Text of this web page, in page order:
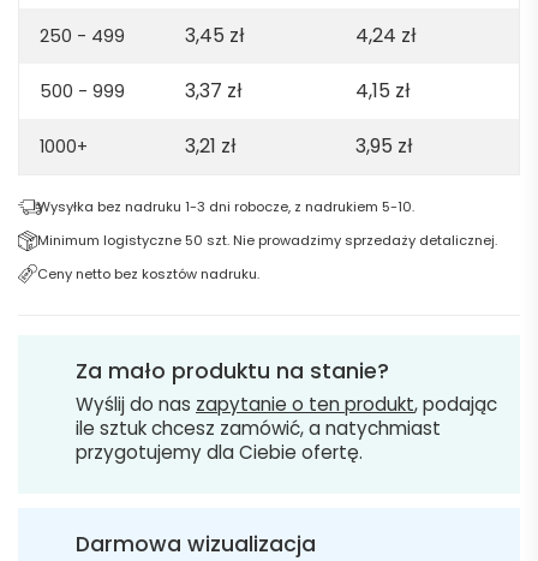
g/m²)
Biała
250 - 499 3,45 zł 4,24 zł
500 - 999 3,37 zł 4,15 zł
1000+ 3,21 zł 3,95 zł
Wysyłka bez nadruku 1-3 dni robocze, z nadrukiem 5-10.
Minimum logistyczne 50 szt. Nie prowadzimy sprzedaży detalicznej.
Ceny netto bez kosztów nadruku.
Za mało produktu na stanie?
Wyślij do nas zapytanie o ten produkt, podając
ile sztuk chcesz zamówić, a natychmiast
przygotujemy dla Ciebie ofertę.
Darmowa wizualizacja